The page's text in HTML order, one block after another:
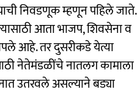
निवडणूक म्हणून पहिले जाते.
आता भाजप, शिवसेना व
आहे. तर दुसरीकडे येत्या
नेतेमंडळींचे नातलग कामाला
उतरवले असल्याने बड्या